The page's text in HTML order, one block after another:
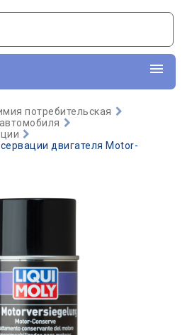
потребительская
двигателя Motor-